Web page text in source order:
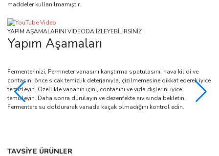
maddeler kullanılmamıştır.
YAPIM AŞAMALARINI VIDEODA İZLEYEBİLİRSİNİZ
Yapım Aşamaları
Fermenterinizi, Fermneter vanasını karıştırma spatulasını, hava kilidi ve
contasını önce sıcak temizlik deterjanıyla, çizilmemesine dikkat ederek iyice
temizleyin. Özellikle vananın içini, contasını ve vida dişlerini iyice
temizleyin. Daha sonra durulayın ve dezenfekte sıvısında bekletin.
Fermentere su doldurarak vanada kaçak olmadığını kontrol edin.
Bu ürünün fiyat bilgisi, resim, ürün açıklamalarında ve diğer
TAVSİYE ÜRÜNLER